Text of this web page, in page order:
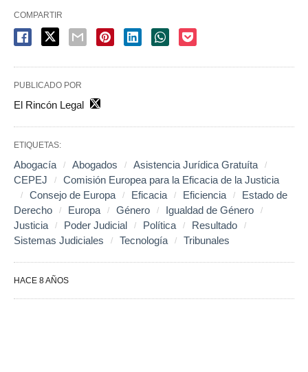
COMPARTIR
PUBLICADO POR
El Rincón Legal
ETIQUETAS:
Abogacía Abogados
Asistencia Jurídica Gratuíta
CEPEJ
Comisión Europea para la Eficacia de la Justicia
Consejo de Europa
Eficacia Eficiencia
Estado de
Derecho
Europa Género
Igualdad de Género
Justicia
Poder Judicial Política
Resultado
Sistemas Judiciales
Tecnología Tribunales
HACE 8 AÑOS